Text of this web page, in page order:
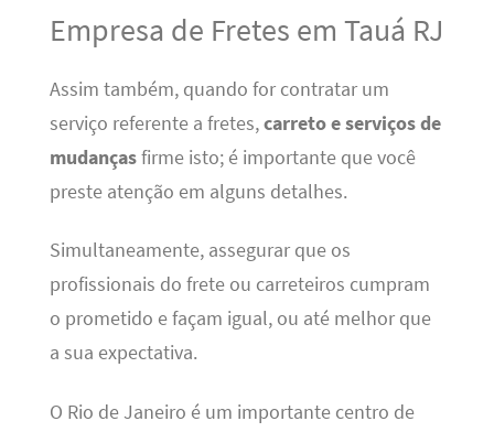
Empresa de Fretes em Tauá RJ
Assim também, quando for contratar um
serviço referente a fretes,carreto e serviços de
mudançasfirme isto; é importante que você
preste atenção em alguns detalhes.
Simultaneamente, assegurar que os
profissionais do frete ou carreteiros cumpram
o prometido e façam igual, ou até melhor que
a sua expectativa.
O Rio de Janeiro é um importante centro de